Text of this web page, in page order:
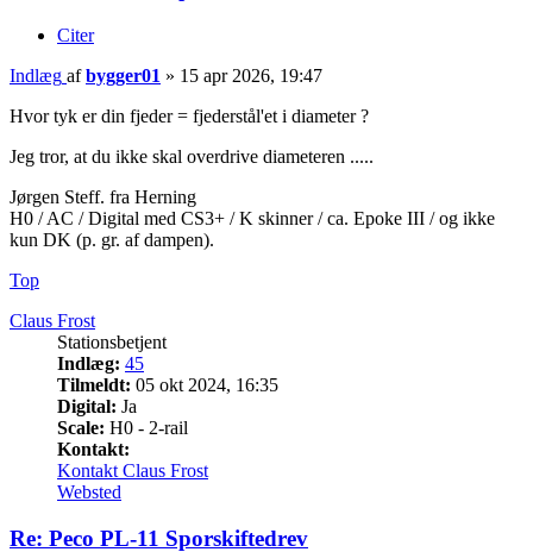
Citer
Indlæg afbygger01 » 15 apr 2026, 19:47
Hvor tyk er din fjeder = fjederstål'et i diameter ?
Jeg tror, at du ikke skal overdrive diameteren .....
Jørgen Steff. fra Herning
H0 / AC / Digital med CS3+ / K skinner / ca. Epoke III / og ikke
kun DK (p. gr. af dampen).
Top
Claus Frost
Stationsbetjent
Indlæg: 45
Tilmeldt: 05 okt 2024, 16:35
Digital: Ja
Scale: H0 - 2-rail
Kontakt:
Kontakt Claus Frost
Websted
Re: Peco PL-11 Sporskiftedrev